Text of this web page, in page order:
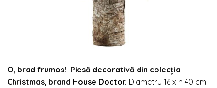
O, brad frumos! Piesă decorativă din colecția
Christmas, brand House Doctor. Diametru 16 x h 40 cm